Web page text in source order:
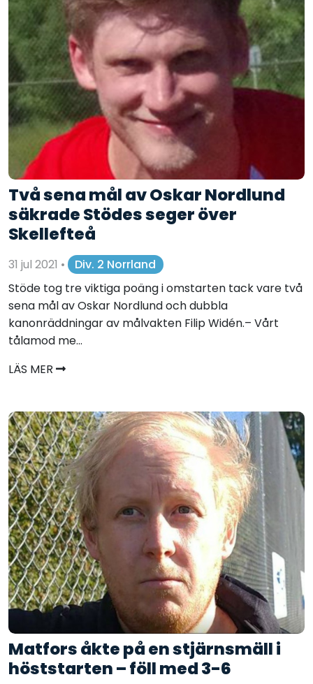
Två sena mål av Oskar Nordlund
säkrade Stödes seger över
Skellefteå
31 jul 2021 •
Div. 2 Norrland
Stöde tog tre viktiga poäng i omstarten tack vare två
sena mål av Oskar Nordlund och dubbla
kanonräddningar av målvakten Filip Widén.– Vårt
tålamod me...
LÄS MER
Matfors åkte på en stjärnsmäll i
höststarten – föll med 3-6